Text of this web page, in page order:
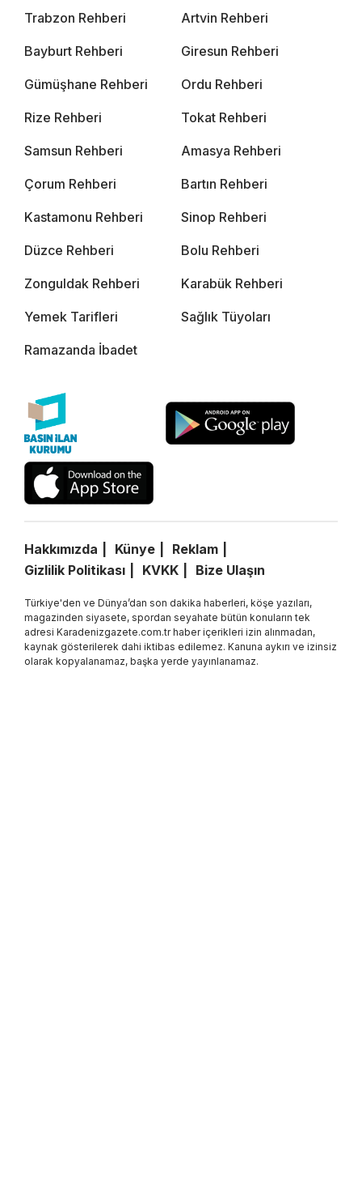
Trabzon Rehberi Artvin Rehberi
Bayburt Rehberi Giresun Rehberi
Gümüşhane Rehberi Ordu Rehberi
Rize Rehberi Tokat Rehberi
Samsun Rehberi Amasya Rehberi
Çorum Rehberi Bartın Rehberi
Kastamonu Rehberi Sinop Rehberi
Düzce Rehberi Bolu Rehberi
Zonguldak Rehberi Karabük Rehberi
Yemek Tarifleri Sağlık Tüyoları
Ramazanda İbadet
Hakkımızda Künye
Reklam
Gizlilik Politikası
KVKK Bize Ulaşın
Türkiye'den ve Dünya’dan son dakika haberleri, köşe yazıları,
magazinden siyasete, spordan seyahate bütün konuların tek
adresi Karadenizgazete.com.tr haber içerikleri izin alınmadan,
kaynak gösterilerek dahi iktibas edilemez. Kanuna aykırı ve izinsiz
olarak kopyalanamaz, başka yerde yayınlanamaz.